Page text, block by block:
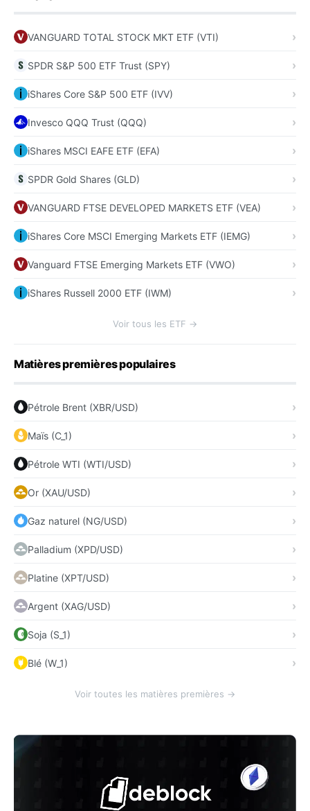
VANGUARD TOTAL STOCK MKT ETF (VTI)
SPDR S&P 500 ETF Trust (SPY)
iShares Core S&P 500 ETF (IVV)
Invesco QQQ Trust (QQQ)
iShares MSCI EAFE ETF (EFA)
SPDR Gold Shares (GLD)
VANGUARD FTSE DEVELOPED MARKETS ETF (VEA)
iShares Core MSCI Emerging Markets ETF (IEMG)
Vanguard FTSE Emerging Markets ETF (VWO)
iShares Russell 2000 ETF (IWM)
Voir tous les ETF →
Matières premières populaires
Pétrole Brent (XBR/USD)
Maïs (C_1)
Pétrole WTI (WTI/USD)
Or (XAU/USD)
Gaz naturel (NG/USD)
Palladium (XPD/USD)
Platine (XPT/USD)
Argent (XAG/USD)
Soja (S_1)
Blé (W_1)
Voir toutes les matières premières →